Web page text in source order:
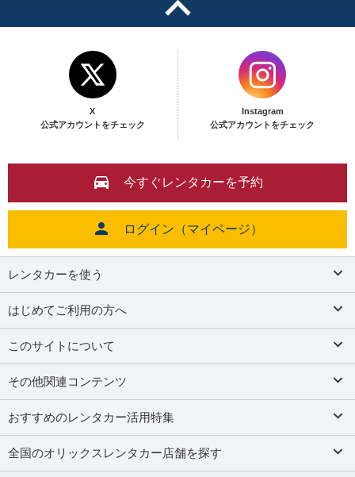
X
公式アカウントをチェック
Instagram
公式アカウントをチェック
今すぐレンタカーを予約
ログイン（マイページ）
レンタカーを使う
はじめてご利用の方へ
このサイトについて
その他関連コンテンツ
おすすめのレンタカー活用特集
全国のオリックスレンタカー店舗を探す